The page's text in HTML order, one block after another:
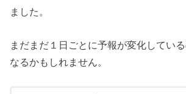
ました。
まだまだ１日ごとに予報が変化してい
なるかもしれません。